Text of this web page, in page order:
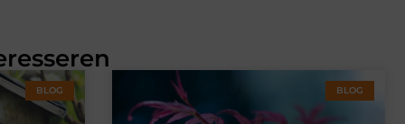
BLOG BLOG